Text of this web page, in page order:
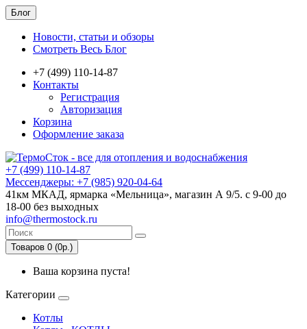
Блог
Новости, статьи и обзоры
Смотреть Весь Блог
+7 (499) 110-14-87
Контакты
Регистрация
Авторизация
Корзина
Оформление заказа
+7 (499) 110-14-87
Мессенджеры: +7 (985) 920-04-64
41км МКАД, ярмарка «Мельница», магазин А 9/5. с 9-00 до
18-00 без выходных
info@thermostock.ru
Товаров 0 (0р.)
Ваша корзина пуста!
Категории
Котлы